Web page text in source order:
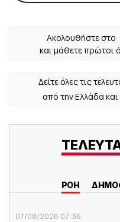
Ακολουθήστε στο
και μάθετε πρώτοι
Δείτε όλες τις
από την Ελλάδα
ΡΟΗ
07/08/2026 07:36